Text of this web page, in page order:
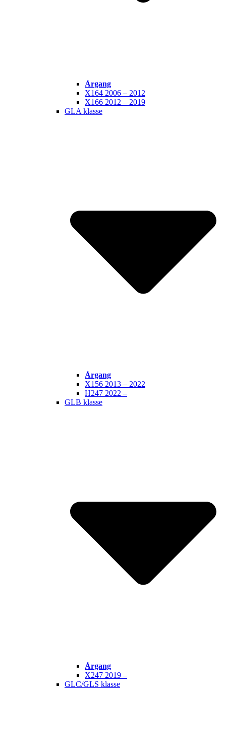
Årgang
X164 2006 – 2012
X166 2012 – 2019
GLA klasse
Årgang
X156 2013 – 2022
H247 2022 –
GLB klasse
Årgang
X247 2019 –
GLC/GLS klasse